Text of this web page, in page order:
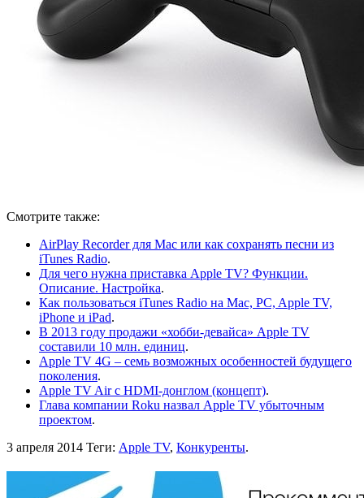
Смотрите также:
AirPlay Recorder для Mac или как сохранять песни из
iTunes Radio.
Для чего нужна приставка Apple TV? Функции.
Описание. Настройка.
Как пользоваться iTunes Radio на Mac, PC, Apple TV,
iPhone и iPad.
В 2013 году продажи «хобби-девайса» Apple TV
составили 10 млн. единиц.
Apple TV 4G – семь возможных особенностей будущего
поколения.
Apple TV Air с HDMI-донглом (концепт).
Глава компании Roku назвал Apple TV убыточным
проектом.
3 апреля 2014 Теги: Apple TV, Конкуренты.